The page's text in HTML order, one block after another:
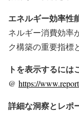
エネルギー効率性
ネルギー消費効率
ク構築の重要指標
トを表示するには
@ https://
詳細な洞察とレポ